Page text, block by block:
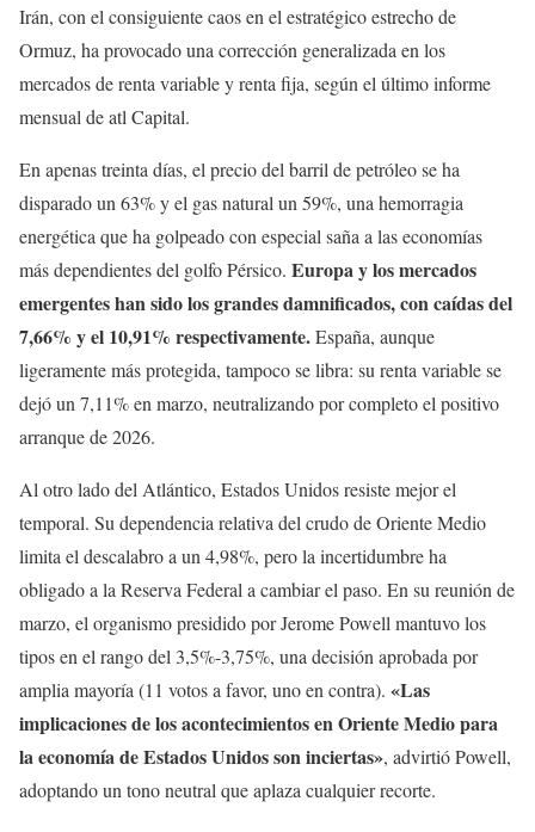
Irán, con el consiguiente caos en el estratégico estrecho de
Ormuz, ha provocado una corrección generalizada en los
mercados de renta variable y renta fija, según el último informe
mensual de atl Capital.
En apenas treinta días, el precio del barril de petróleo se ha
disparado un 63% y el gas natural un 59%, una hemorragia
energética que ha golpeado con especial saña a las economías
más dependientes del golfo Pérsico. Europa y los mercados
emergentes han sido los grandes damnificados, con caídas del
7,66% y el 10,91% respectivamente.España, aunque
ligeramente más protegida, tampoco se libra: su renta variable se
dejó un 7,11% en marzo, neutralizando por completo el positivo
arranque de 2026.
Al otro lado del Atlántico, Estados Unidos resiste mejor el
temporal. Su dependencia relativa del crudo de Oriente Medio
limita el descalabro a un 4,98%, pero la incertidumbre ha
obligado a la Reserva Federal a cambiar el paso. En su reunión de
marzo, el organismo presidido por Jerome Powell mantuvo los
tipos en el rango del 3,5%-3,75%, una decisión aprobada por
amplia mayoría (11 votos a favor, uno en contra). «Las
implicaciones de los acontecimientos en Oriente Medio para
la economía de Estados Unidos son inciertas», advirtió Powell,
adoptando un tono neutral que aplaza cualquier recorte.